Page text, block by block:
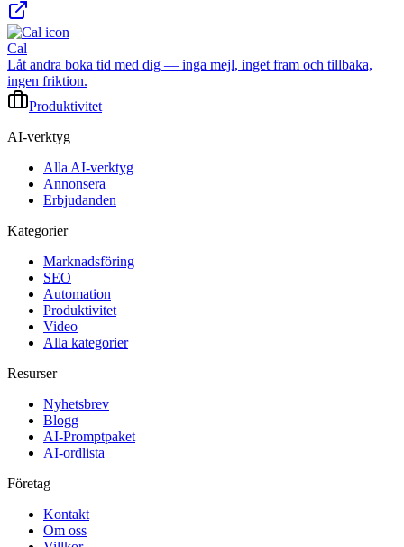
Cal
Låt andra boka tid med dig — inga mejl, inget fram och tillbaka,
ingen friktion.
Produktivitet
AI-verktyg
Alla AI-verktyg
Annonsera
Erbjudanden
Kategorier
Marknadsföring
SEO
Automation
Produktivitet
Video
Alla kategorier
Resurser
Nyhetsbrev
Blogg
AI-Promptpaket
AI-ordlista
Företag
Kontakt
Om oss